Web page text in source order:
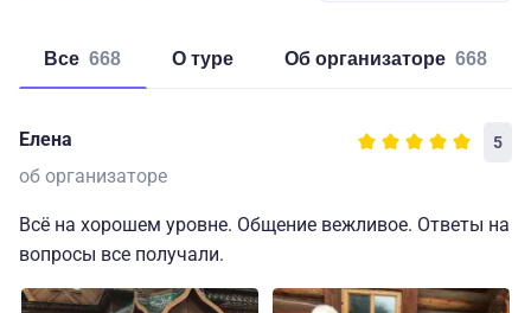
Все 668 о туре об организаторе 668
Елена 5
об организаторе
Всё на хорошем уровне. Общение вежливое. Ответы на
вопросы все получали.